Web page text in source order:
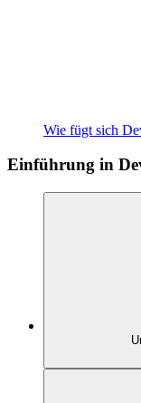
Wie fügt sich
Einführung in